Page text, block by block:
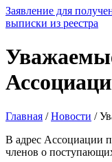
Заявление для
выписки из реестра
Главная /Новости /
В адрес Ассоциации
членов о